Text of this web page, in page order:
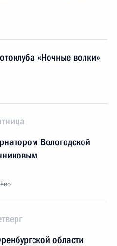
«Ночные волки»
Вологодской
области